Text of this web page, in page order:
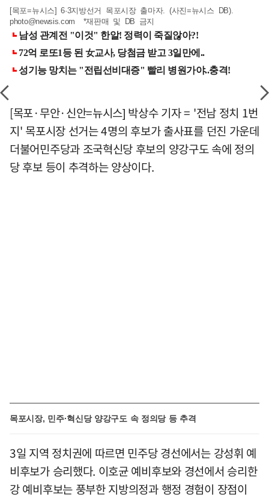
[목포=뉴시스] 6·3지방선거 목포시장 출마자. (사진=뉴시스 DB).
photo@newsis.com *재판매 및 DB 금지
[목포·무안·신안=뉴시스] 박상수 기자 = '전남 정치 1번
지' 목포시장 선거는 4명의 후보가 출사표를 던진 가운데
더불어민주당과 조국혁신당 후보의 양강구도 속에 정의
당 후보 등이 추격하는 양상이다.
목포시장, 민주·혁신당 양강구도 속 정의당 등 추격
3일 지역 정치권에 따르면 민주당 경선에서는 강성휘 예
비후보가 승리했다. 이호균 예비후보와 경선에서 승리한
강 예비후보는 풍부한 지방의정과 행정 경험이 장점이